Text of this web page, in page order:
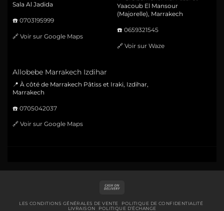
Sala Al Jadida
☎️ 0703195999
🔗 Voir sur Google Maps
Yaacoub El Mansour
(Majorelle), Marrakech
☎️ 0659321545
🔗 Voir sur Waze
Allobebe Marrakech Izdihar
📍 À côté de Marrakech Pâtiss et Iraki, Izdihar,
Marrakech
☎️ 0705042037
🔗 Voir sur Google Maps
Delivery
LES CONDITIONS GÉNÉRALES DE VENTE
POLITIQUE DE CONFIDENTIALITÉ
LIVRAISON
POLITIQUE D’ÉCHANGE